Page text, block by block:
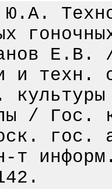
Е.В.
и техн.
/ Гос.
гос.
т